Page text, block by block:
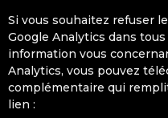
Si vous souhaitez refuser
Google Analytics dans
information vous
Analytics, vous pouvez
complémentaire qui
lien :